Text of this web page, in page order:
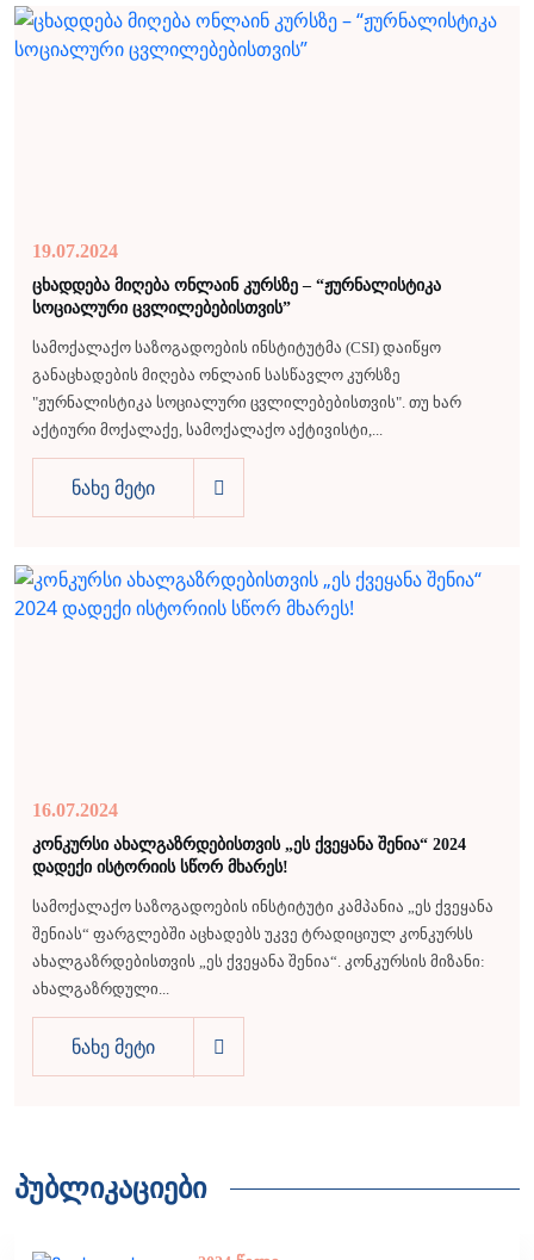
19.07.2024
ცხადდება მიღება ონლაინ კურსზე – “ჟურნალისტიკა
სოციალური ცვლილებებისთვის”
სამოქალაქო საზოგადოების ინსტიტუტმა (CSI) დაიწყო
განაცხადების მიღება ონლაინ სასწავლო კურსზე
"ჟურნალისტიკა სოციალური ცვლილებებისთვის". თუ ხარ
აქტიური მოქალაქე, სამოქალაქო აქტივისტი,...
ნახე მეტი
16.07.2024
კონკურსი ახალგაზრდებისთვის „ეს ქვეყანა შენია“ 2024
დადექი ისტორიის სწორ მხარეს!
სამოქალაქო საზოგადოების ინსტიტუტი კამპანია „ეს ქვეყანა
შენიას“ ფარგლებში აცხადებს უკვე ტრადიციულ კონკურსს
ახალგაზრდებისთვის „ეს ქვეყანა შენია“. კონკურსის მიზანი:
ახალგაზრდული...
ნახე მეტი
პუბლიკაციები